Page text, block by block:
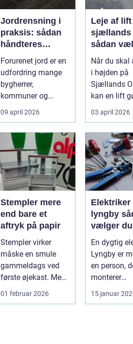
Jordrensning i
praksis: sådan
håndteres
forurenet jord
ansvarligt
Forurenet jord er en
udfordring mange
bygherrer,
kommuner og
virksomheder
møder, når gamle
industrig...
09 april 2026
Leje af lift
sjællands
sådan
den rigtige
løsning
Når du skal
i højden på
Sjællands
kan en lift
forskellen
besværlig og
ov...
03 april 2026
Stempler mere
end bare et
aftryk på papir
Stempler virker
måske en smule
gammeldags ved
første øjekast. Men i
mange
01 februar 2026
Elektriker
lyngby sådan
vælger du
rigtige
En dygtig
Lyngby er
en person,
monterer
15 januar